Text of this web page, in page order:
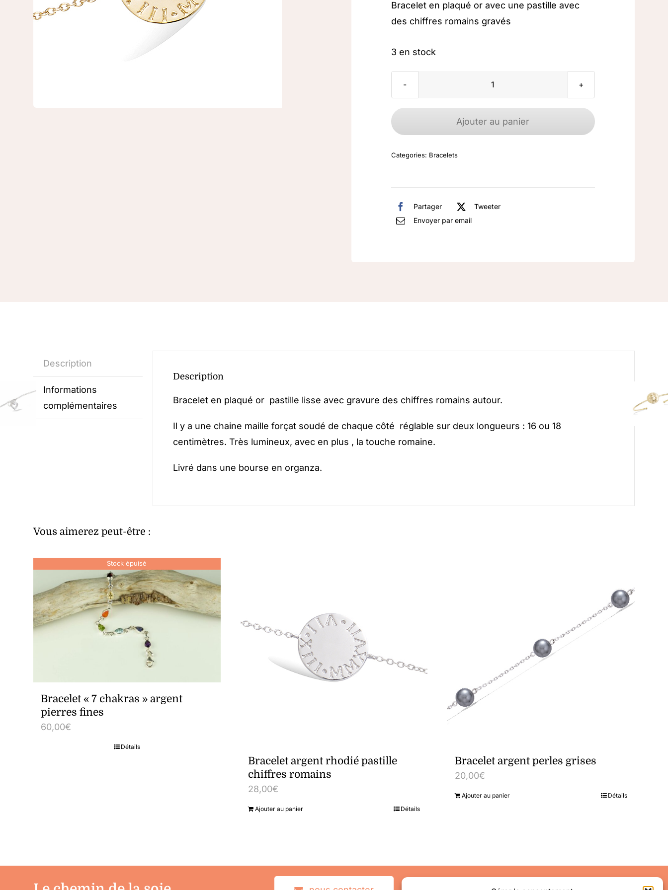
Bracelet en plaqué or avec une pastille avec
des chiffres romains gravés
3 en stock
quantité
Bracelet
Ajouter au panier
Categories: Bracelets
Partager
Tweeter
Envoyer par email
Description
Informations
complémentaires
Description
Bracelet en plaqué or pastille lisse avec gravure des chiffres romains autour.
Il y a une chaine maille forçat soudé de chaque côté réglable sur deux longueurs : 16 ou 18
centimètres. Très lumineux, avec en plus , la touche romaine.
Livré dans une bourse en organza.
Vous aimerez peut-être :
Stock épuisé
Bracelet « 7 chakras » argent
pierres fines
60,00€
Détails
Bracelet argent rhodié pastille
chiffres romains
28,00€
Ajouter au panier Détails
Bracelet argent perles grises
20,00€
Ajouter au panier Détails